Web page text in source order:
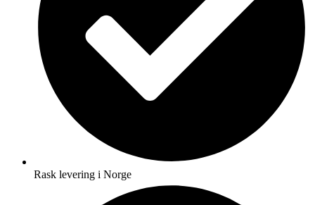
Rask levering i Norge